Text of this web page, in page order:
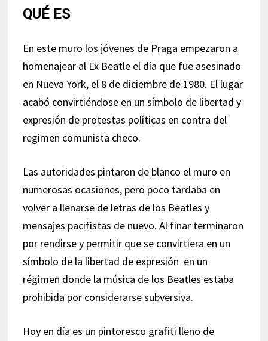
QUÉ ES
En este muro los jóvenes de Praga empezaron a
homenajear al Ex Beatle el día que fue asesinado
en Nueva York, el 8 de diciembre de 1980. El lugar
acabó convirtiéndose en un símbolo de libertad y
expresión de protestas políticas en contra del
regimen comunista checo.
Las autoridades pintaron de blanco el muro en
numerosas ocasiones, pero poco tardaba en
volver a llenarse de letras de los Beatles y
mensajes pacifistas de nuevo. Al finar terminaron
por rendirse y permitir que se convirtiera en un
símbolo de la libertad de expresión en un
régimen donde la música de los Beatles estaba
prohibida por considerarse subversiva.
Hoy en día es un pintoresco grafiti lleno de